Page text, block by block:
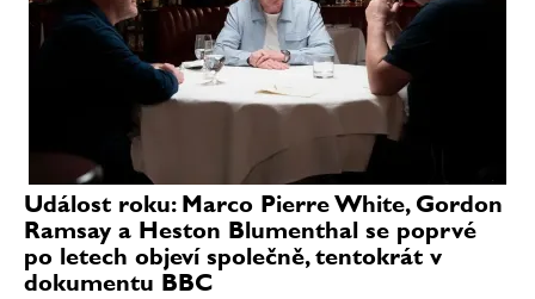
Událost roku: Marco Pierre White, Gordon
Ramsay a Heston Blumenthal se poprvé
po letech objeví společně, tentokrát v
dokumentu BBC